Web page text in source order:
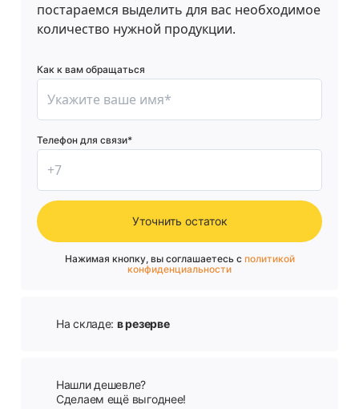
постараемся выделить для вас необходимое
количество нужной продукции.
Как к вам обращаться
Телефон для связи*
Уточнить остаток
Нажимая кнопку, вы соглашаетесь с политикой
конфиденциальности
На складе: в резерве
Нашли дешевле?
Сделаем ещё выгоднее!